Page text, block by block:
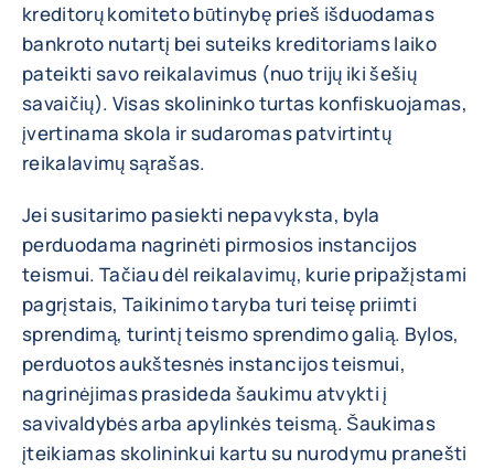
kreditorų komiteto būtinybę prieš išduodamas
bankroto nutartį bei suteiks kreditoriams laiko
pateikti savo reikalavimus (nuo trijų iki šešių
savaičių). Visas skolininko turtas konfiskuojamas,
įvertinama skola ir sudaromas patvirtintų
reikalavimų sąrašas.
Jei susitarimo pasiekti nepavyksta, byla
perduodama nagrinėti pirmosios instancijos
teismui. Tačiau dėl reikalavimų, kurie pripažįstami
pagrįstais, Taikinimo taryba turi teisę priimti
sprendimą, turintį teismo sprendimo galią. Bylos,
perduotos aukštesnės instancijos teismui,
nagrinėjimas prasideda šaukimu atvykti į
savivaldybės arba apylinkės teismą. Šaukimas
įteikiamas skolininkui kartu su nurodymu pranešti